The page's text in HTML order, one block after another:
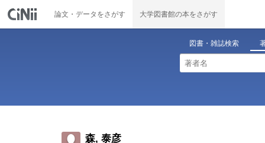
論文・データをさがす 大学図書館の本をさがす
図書・雑誌検索
森, 泰彦